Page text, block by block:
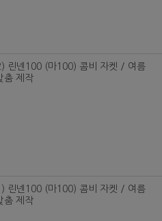
린넨100 (마100) 콤비 자켓 / 여름
춤 제작
린넨100 (마100) 콤비 자켓 / 여름
춤 제작